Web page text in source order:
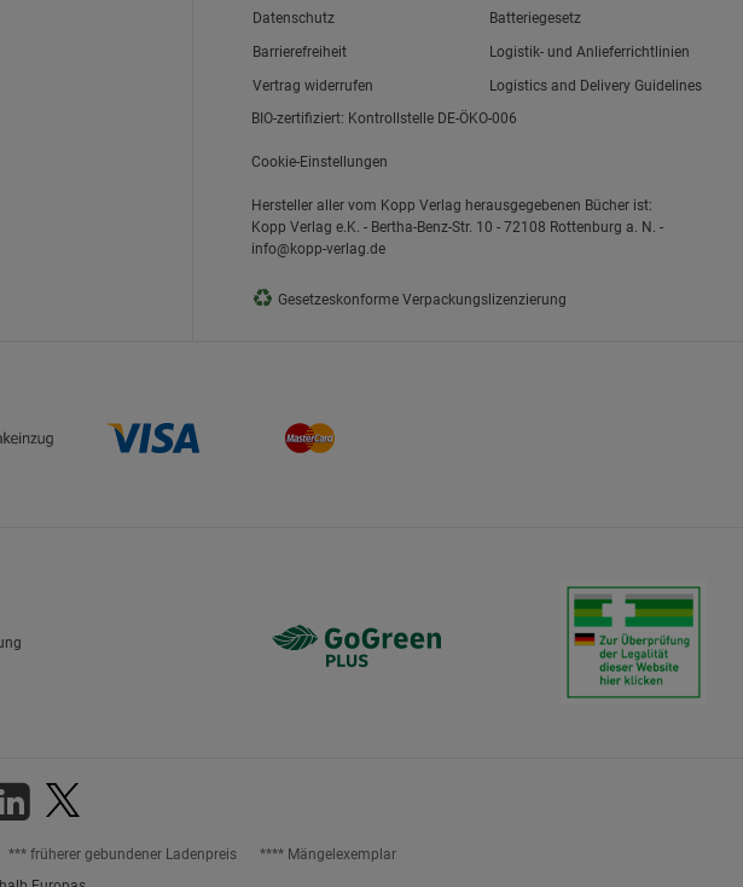
Link zum/zur
Datenschutz
Link zum/zur
Barrierefreiheit
Vertrag widerrufen
Batteriegesetz
Logistik- und Anlieferrichtlinien
Logistics and Delivery Guidelines
BIO-zertifiziert: Kontrollstelle DE-ÖKO-006
Cookie-Einstellungen
Hersteller aller vom Kopp Verlag herausgegebenen Bücher ist:
Kopp Verlag e.K. - Bertha-Benz-Str. 10 - 72108 Rottenburg a. N. -
info@kopp-verlag.de
♻ Gesetzeskonforme Verpackungslizenzierung
*** früherer gebundener Ladenpreis
**** Mängelexemplar